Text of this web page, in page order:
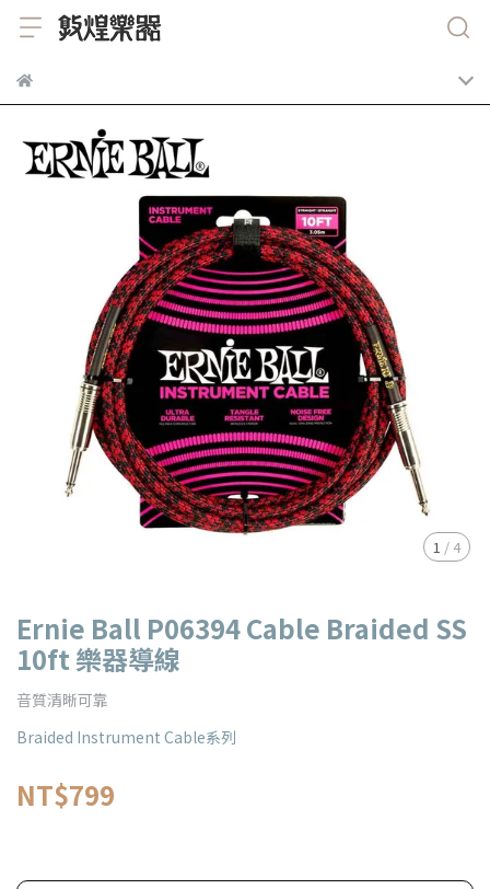
1 / 4
Ernie Ball P06394 Cable Braided SS
10ft 樂器導線
音質清晰可靠
Braided Instrument Cable系列
NT$799